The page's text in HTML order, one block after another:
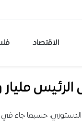
الاقتصاد
مليار و700
حسبما جاء في